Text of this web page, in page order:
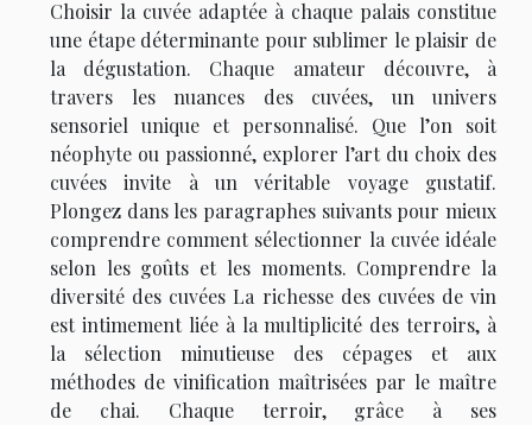
Choisir la cuvée adaptée à chaque palais constitue
une étape déterminante pour sublimer le plaisir de
la dégustation. Chaque amateur découvre, à
travers les nuances des cuvées, un univers
sensoriel unique et personnalisé. Que l’on soit
néophyte ou passionné, explorer l’art du choix des
cuvées invite à un véritable voyage gustatif.
Plongez dans les paragraphes suivants pour mieux
comprendre comment sélectionner la cuvée idéale
selon les goûts et les moments. Comprendre la
diversité des cuvées La richesse des cuvées de vin
est intimement liée à la multiplicité des terroirs, à
la sélection minutieuse des cépages et aux
méthodes de vinification maîtrisées par le maître
de chai. Chaque terroir, grâce à ses